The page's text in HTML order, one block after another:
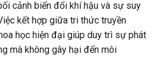
cảnh biến đổi khí hậu và sự suy
kết hợp giữa tri thức truyền
học hiện đại giúp duy trì sự phát
mà không gây hại đến môi